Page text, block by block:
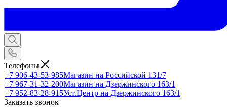
Телефоны
+7 906-43-53-985Магазин на Российской 131/7
+7 967-31-32-200Магазин на Дзержинского 163/1
+7 952-83-28-915Уст.Центр на Дзержинского 163/1
Заказать звонок